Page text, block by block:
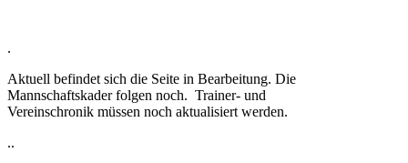
.
Aktuell befindet sich die Seite in Bearbeitung. Die
Mannschaftskader folgen noch. Trainer- und
Vereinschronik müssen noch aktualisiert werden.
..